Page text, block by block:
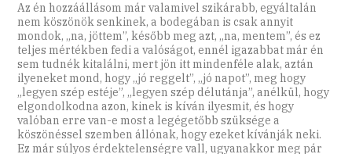
Az én hozzáállásom már valamivel szikárabb, egyáltalán
nem köszönök senkinek, a bodegában is csak annyit
mondok, „na, jöttem”, később meg azt, „na, mentem”, és ez
teljes mértékben fedi a valóságot, ennél igazabbat már én
sem tudnék kitalálni, mert jön itt mindenféle alak, aztán
ilyeneket mond, hogy „jó reggelt”, „jó napot”, meg hogy
„legyen szép estéje”, „legyen szép délutánja”, anélkül, hogy
elgondolkodna azon, kinek is kíván ilyesmit, és hogy
valóban erre van-e most a legégetőbb szüksége a
köszönéssel szemben állónak, hogy ezeket kívánják neki.
Ez már súlyos érdektelenségre vall, ugyanakkor meg pár